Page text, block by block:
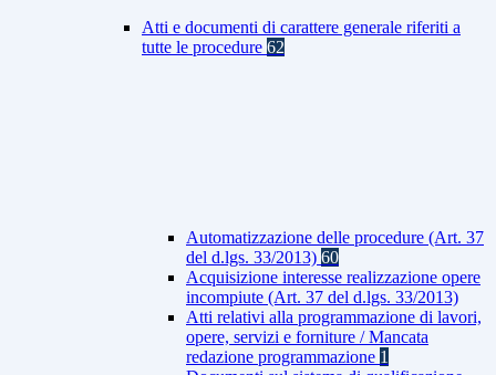
Atti e documenti di carattere generale riferiti a
tutte le procedure 62
Automatizzazione delle procedure (Art. 37
del d.lgs. 33/2013) 60
Acquisizione interesse realizzazione opere
incompiute (Art. 37 del d.lgs. 33/2013)
Atti relativi alla programmazione di lavori,
opere, servizi e forniture / Mancata
redazione programmazione 1